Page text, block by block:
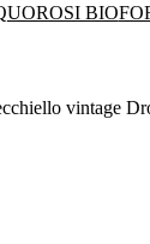
BIO
vintage